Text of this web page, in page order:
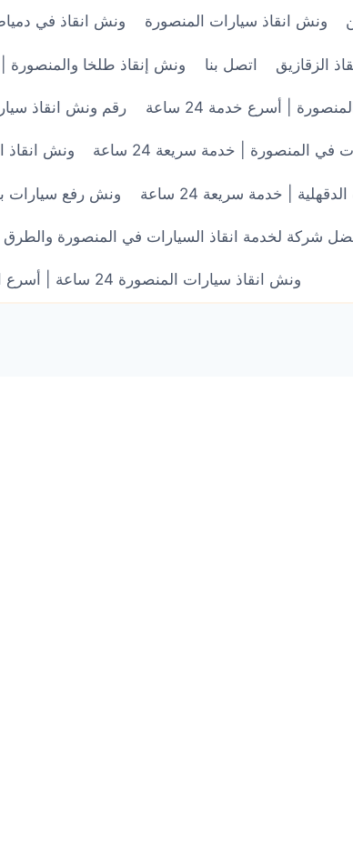
ونش انقاذ سيارات المنصورة ونش انقاذ في
الزقازيق اتصل بنا ونش إنقاذ طلخا والمنصورة |
| أسرع خدمة 24 ساعة رقم ونش انقاذ سيارات المنصورة 24
المنصورة | خدمة سريعة 24 ساعة ونش انقاذ
| خدمة سريعة 24 ساعة ونش رفع سيارات
شركة لخدمة انقاذ السيارات في المنصورة والطرق
ونش انقاذ سيارات المنصورة 24 ساعة | أسرع استجابة من 250 جنيه